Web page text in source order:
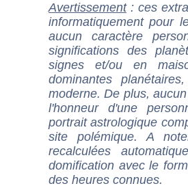
Avertissement: ces
informatiquement pour
aucun caractère
significations des
signes et/ou en
dominantes
moderne. De plus,
l'honneur d'une
portrait astrologique
site polémique. A
recalculées
domification avec le
des heures connues.